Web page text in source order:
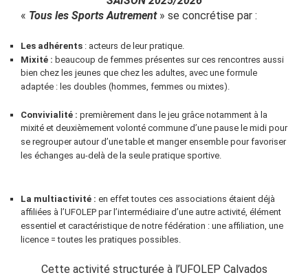
« Tous les Sports Autrement » se concrétise par :
Les adhérents : acteurs de leur pratique.
Mixité : beaucoup de femmes présentes sur ces rencontres aussi
bien chez les jeunes que chez les adultes, avec une formule
adaptée : les doubles (hommes, femmes ou mixtes).
Convivialité : premièrement dans le jeu grâce notamment à la
mixité et deuxièmement volonté commune d’une pause le midi pour
se regrouper autour d’une table et manger ensemble pour favoriser
les échanges au-delà de la seule pratique sportive.
La multiactivité : en effet toutes ces associations étaient déjà
affiliées à l’UFOLEP par l’intermédiaire d’une autre activité, élément
essentiel et caractéristique de notre fédération : une affiliation, une
licence = toutes les pratiques possibles.
Cette activité structurée à l’UFOLEP Calvados